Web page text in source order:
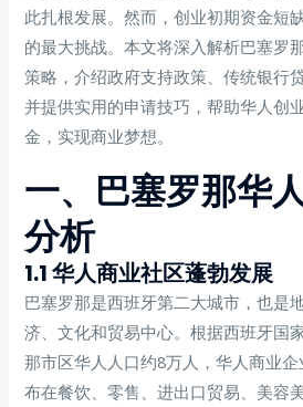
此扎根发展。然而，创业初期资金短
的最大挑战。本文将深入解析巴塞罗
策略，介绍政府支持政策、传统银行
并提供实用的申请技巧，帮助华人创
金，实现商业梦想。
一、巴塞罗那华
分析
1.1 华人商业社区蓬勃发展
巴塞罗那是西班牙第二大城市，也是
济、文化和贸易中心。根据西班牙国
那市区华人人口约8万人，华人商业
布在餐饮、零售、进出口贸易、美容